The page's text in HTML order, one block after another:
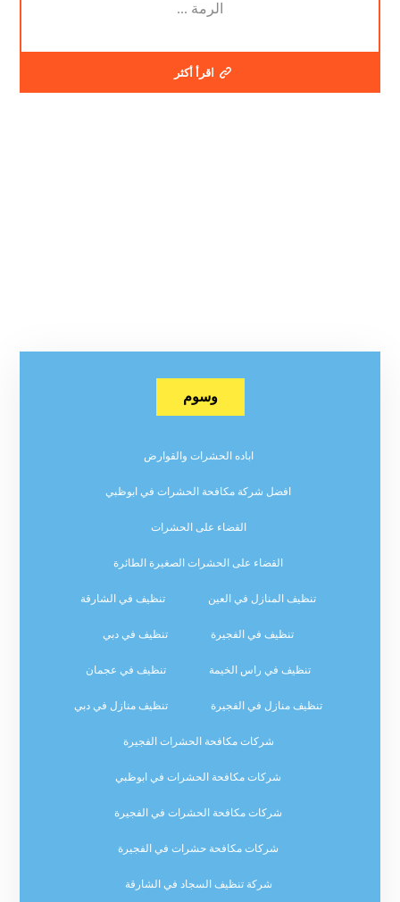
الرمة ...
اقرأ أكثر
وسوم
اباده الحشرات والقوارض
افضل شركة مكافحة الحشرات في ابوظبي
القضاء على الحشرات
القضاء على الحشرات الصغيرة الطائرة
تنظيف المنازل في العين تنظيف في الشارقة
تنظيف في الفجيرة تنظيف في دبي
تنظيف في راس الخيمة تنظيف في عجمان
تنظيف منازل في الفجيرة تنظيف منازل في دبي
شركات مكافحة الحشرات الفجيرة
شركات مكافحة الحشرات في ابوظبي
شركات مكافحة الحشرات في الفجيرة
شركات مكافحة حشرات في الفجيرة
شركة تنظيف السجاد في الشارقة